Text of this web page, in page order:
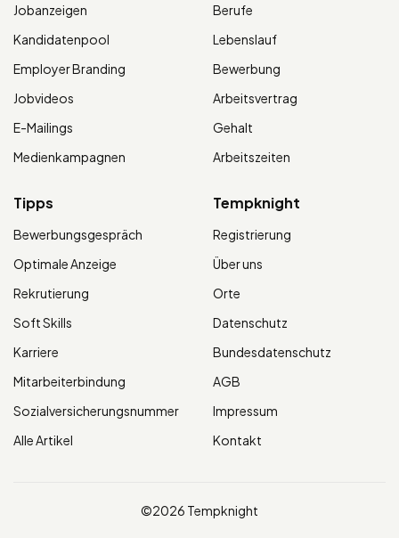
Jobanzeigen
Kandidatenpool
Employer Branding
Jobvideos
E-Mailings
Medienkampagnen
Berufe
Lebenslauf
Bewerbung
Arbeitsvertrag
Gehalt
Arbeitszeiten
Tipps
Bewerbungsgespräch
Optimale Anzeige
Rekrutierung
Soft Skills
Karriere
Mitarbeiterbindung
Sozialversicherungsnummer
Alle Artikel
Tempknight
Registrierung
Über uns
Orte
Datenschutz
Bundesdatenschutz
AGB
Impressum
Kontakt
©2026 Tempknight